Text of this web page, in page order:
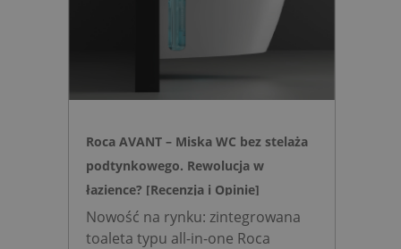
działającą w oparciu o ciśnienie
wody oraz elegancki, szklany
przycisk uruchamiany gestem.
Roca AVANT – Miska WC bez stelaża
podtynkowego. Rewolucja w
łazience? [Recenzja i Opinie]
Nowość na rynku: zintegrowana
toaleta typu all-in-one Roca